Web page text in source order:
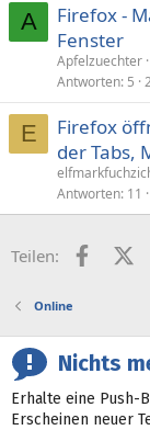
A
Firefox -
Fenster
Apfelzuechter
Antworten 5
E
Firefox
der Tabs,
Antworten 11
Teilen:
Online
Nichts
Erhalte eine Push-
Erscheinen neuer